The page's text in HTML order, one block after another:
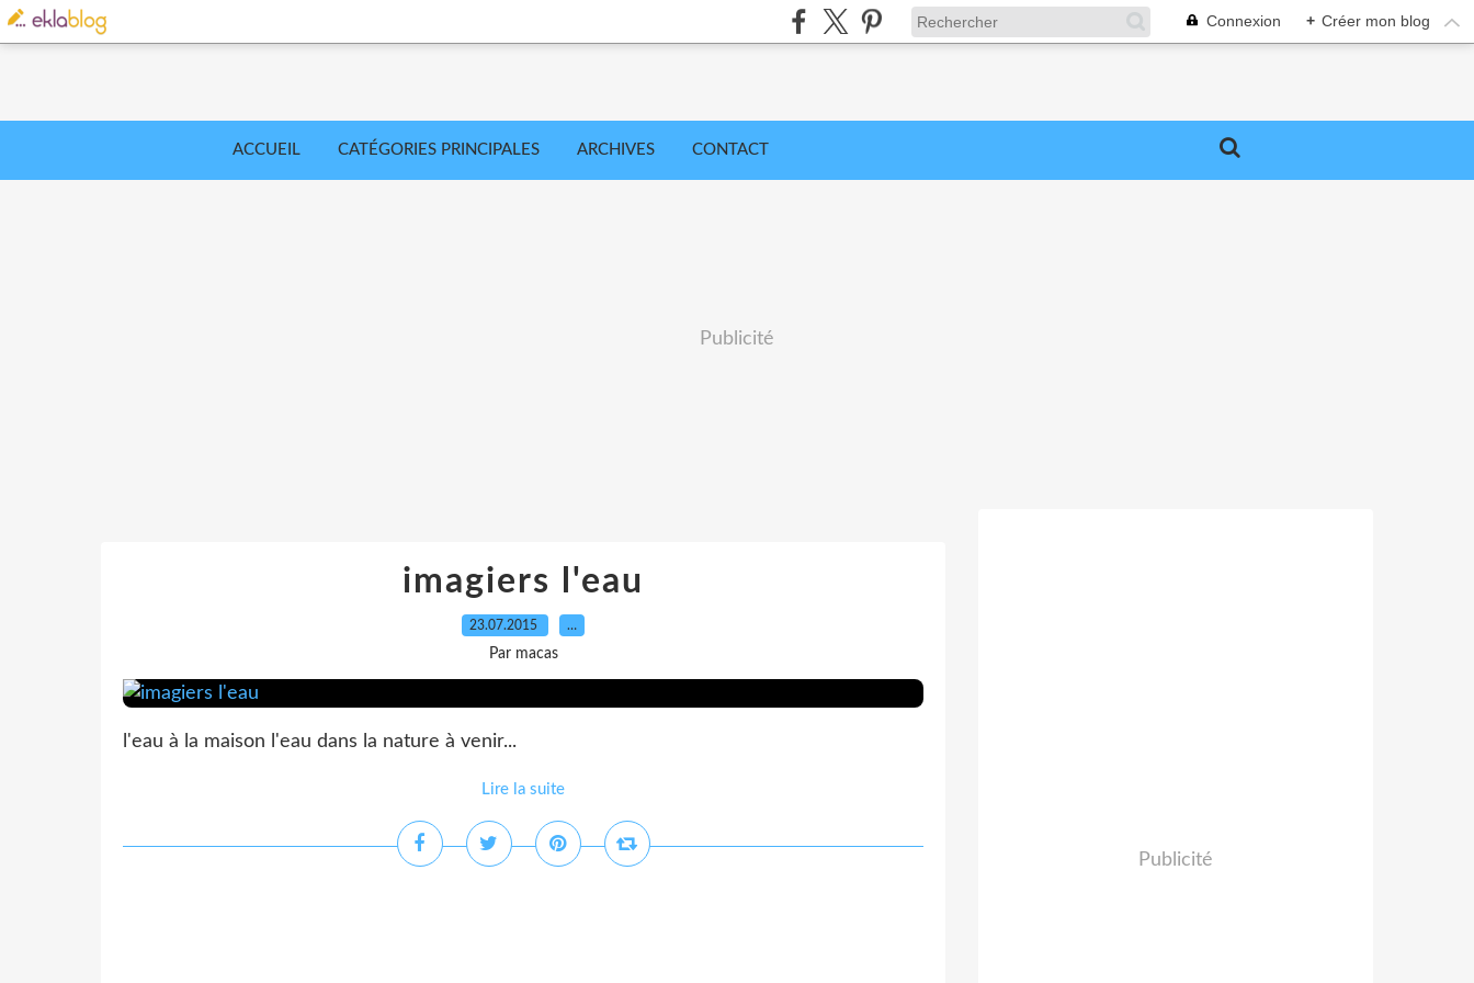
Connexion + Créer mon blog
ACCUEIL CATÉGORIES PRINCIPALES ARCHIVES CONTACT
Publicité
imagiers l'eau
23.07.2015 …
Par macas
l'eau à la maison l'eau dans la nature à venir...
Lire la suite
Publicité